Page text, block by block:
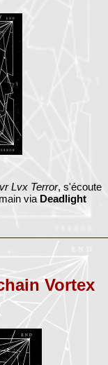
Lvx Terror, s'écoute
via Deadlight
Vortex